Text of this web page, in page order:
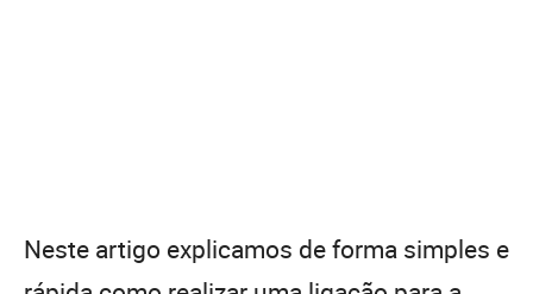
Neste artigo explicamos de forma simples e